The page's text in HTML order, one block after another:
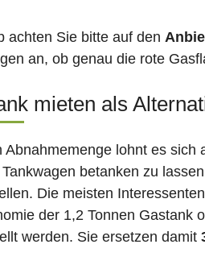
achten Sie bitte auf den
an, ob genau die rote
mieten als
Abnahmemenge lohnt es
betanken zu
Die meisten
der 1,2 Tonnen Gastank
werden. Sie ersetzen damit